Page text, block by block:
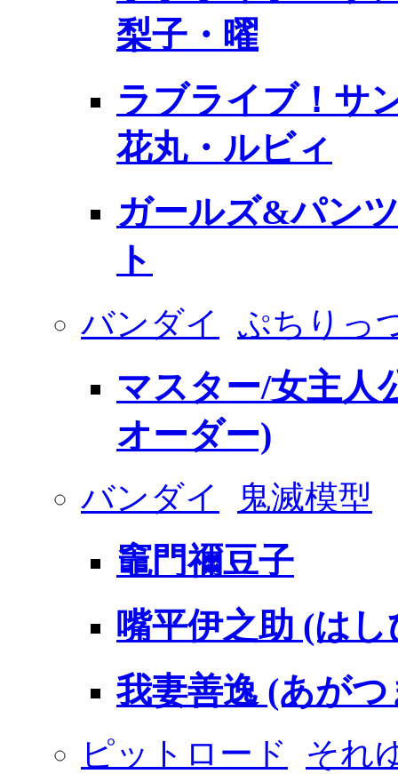
梨子・曜
ラブライブ！サ
花丸・ルビィ
ガールズ&パン
ト
バンダイ ぷちりっ
マスター/女主人
オーダー)
バンダイ 鬼滅模型
竈門禰豆子
嘴平伊之助 (は
我妻善逸 (あが
ピットロード
それ